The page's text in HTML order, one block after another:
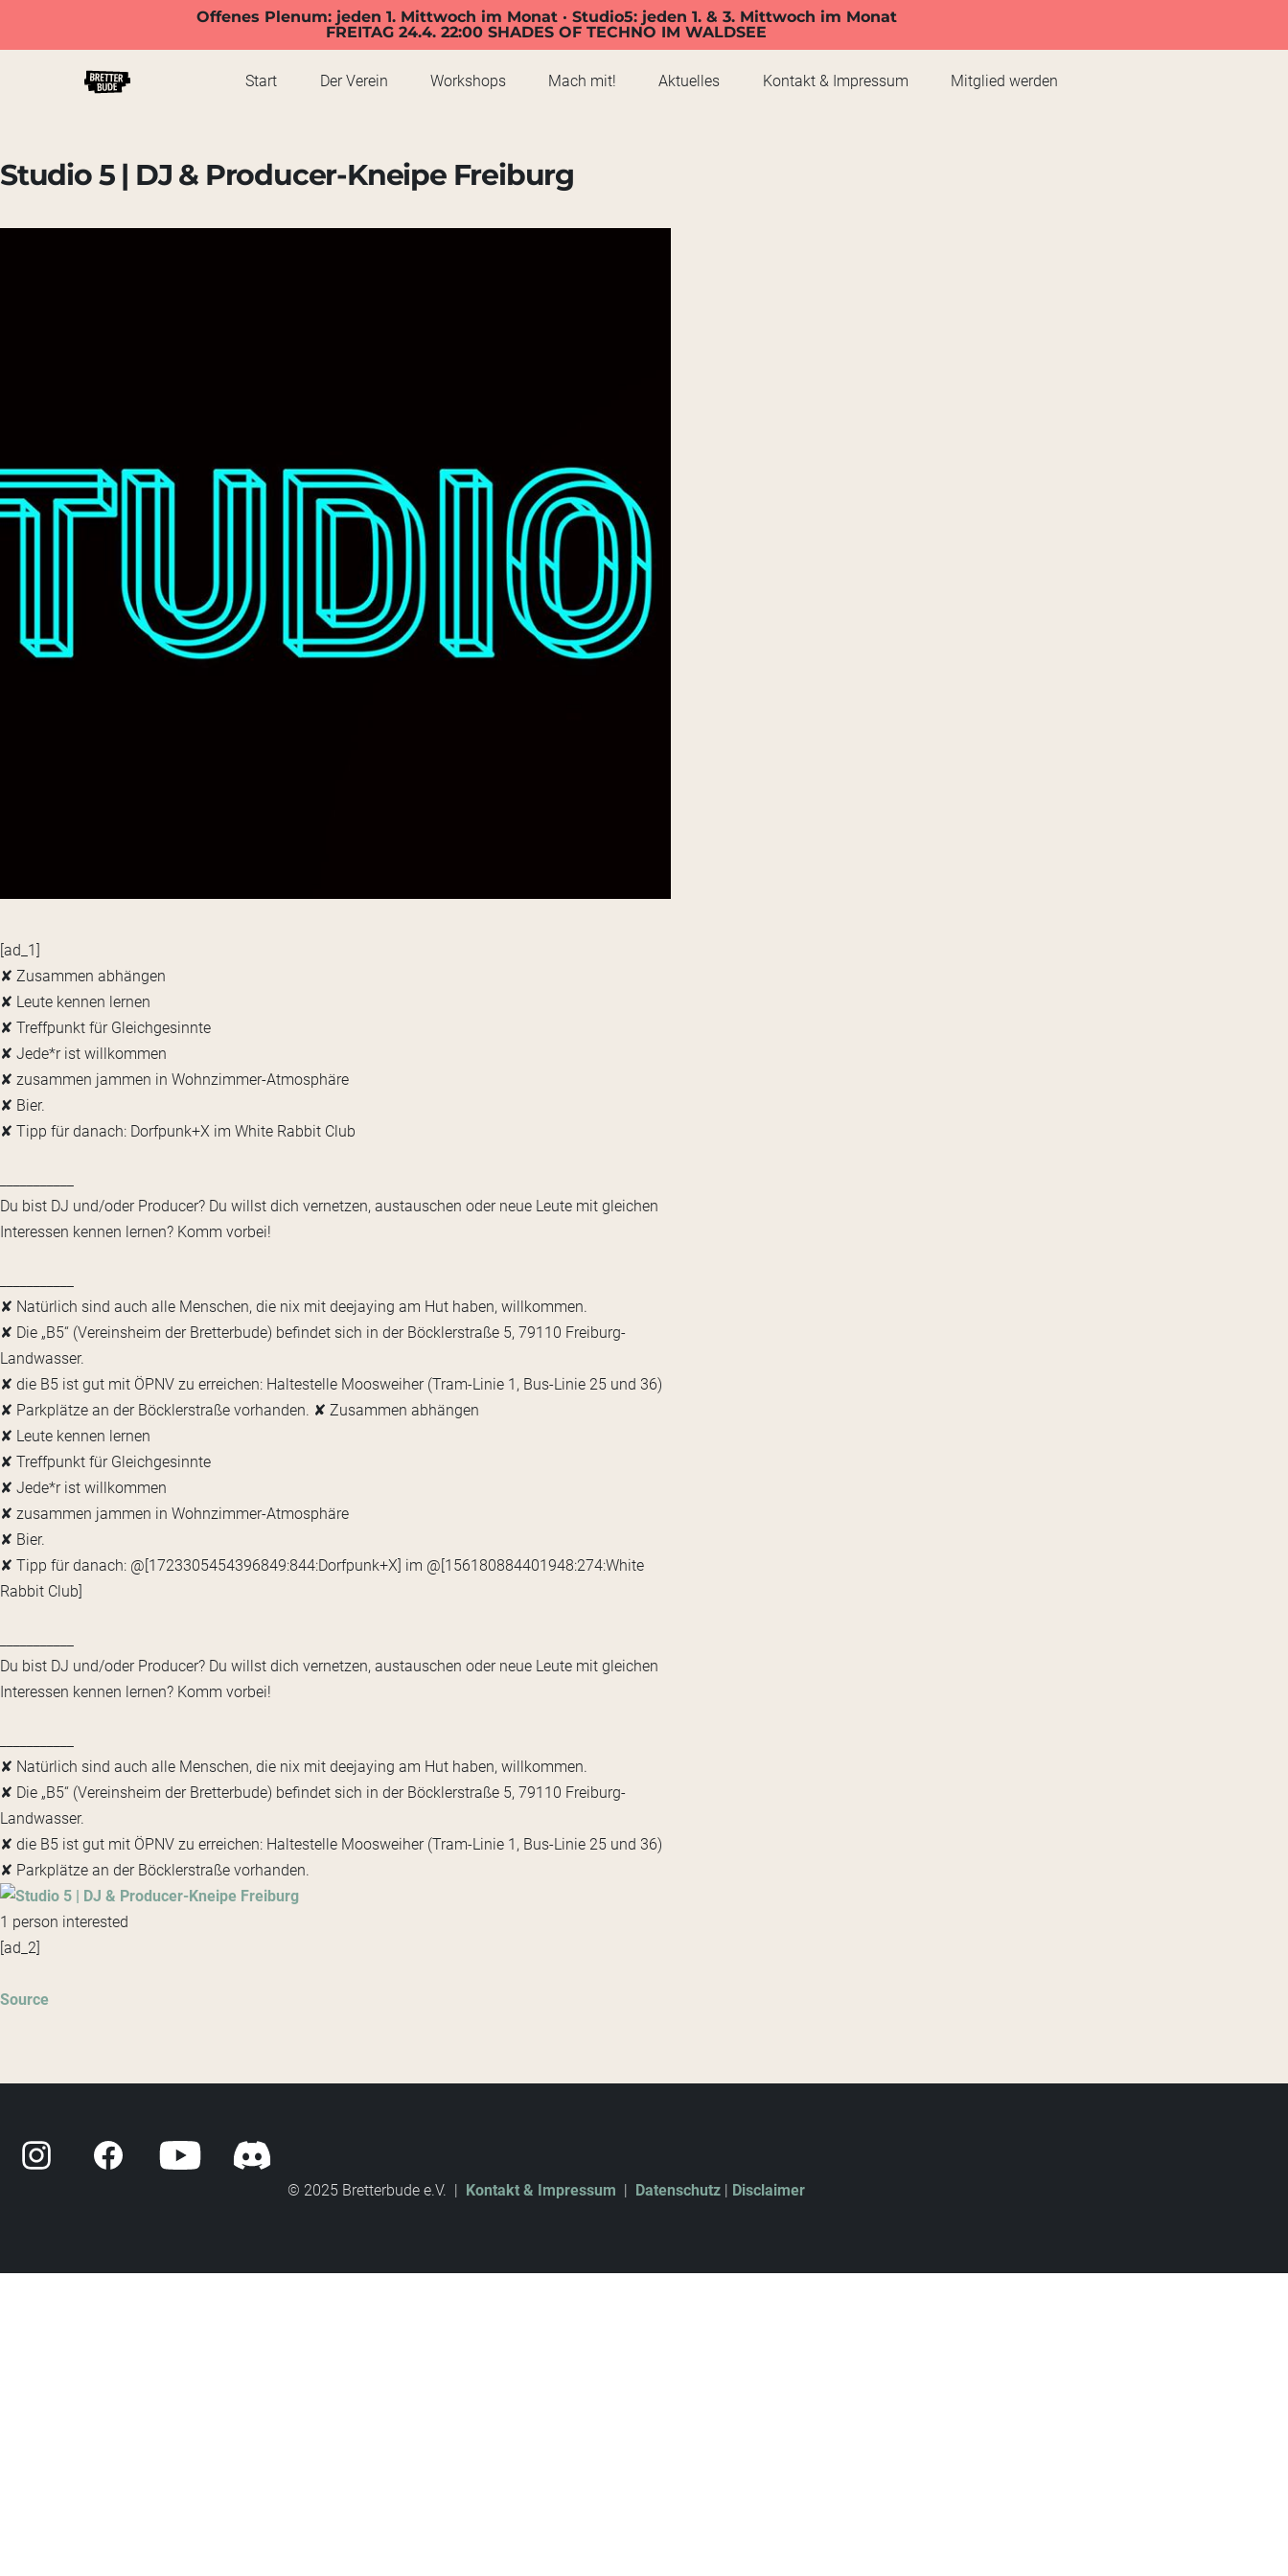
Offenes Plenum: jeden 1. Mittwoch im Monat · Studio5: jeden 1. & 3. Mittwoch im Monat
FREITAG 24.4. 22:00 SHADES OF TECHNO IM WALDSEE
Start Der Verein Workshops Mach mit! Aktuelles Kontakt & Impressum Mitglied werden
Studio 5 | DJ & Producer-Kneipe Freiburg
[ad_1]
✘ Zusammen abhängen
✘ Leute kennen lernen
✘ Treffpunkt für Gleichgesinnte
✘ Jede*r ist willkommen
✘ zusammen jammen in Wohnzimmer-Atmosphäre
✘ Bier.
✘ Tipp für danach: Dorfpunk+X im White Rabbit Club
Du bist DJ und/oder Producer? Du willst dich vernetzen, austauschen oder neue Leute mit gleichen
Interessen kennen lernen? Komm vorbei!
✘ Natürlich sind auch alle Menschen, die nix mit deejaying am Hut haben, willkommen.
✘ Die „B5“ (Vereinsheim der Bretterbude) befindet sich in der Böcklerstraße 5, 79110 Freiburg-
Landwasser.
✘ die B5 ist gut mit ÖPNV zu erreichen: Haltestelle Moosweiher (Tram-Linie 1, Bus-Linie 25 und 36)
✘ Parkplätze an der Böcklerstraße vorhanden. ✘ Zusammen abhängen
✘ Leute kennen lernen
✘ Treffpunkt für Gleichgesinnte
✘ Jede*r ist willkommen
✘ zusammen jammen in Wohnzimmer-Atmosphäre
✘ Bier.
✘ Tipp für danach: @[1723305454396849:844:Dorfpunk+X] im @[156180884401948:274:White
Rabbit Club]
Du bist DJ und/oder Producer? Du willst dich vernetzen, austauschen oder neue Leute mit gleichen
Interessen kennen lernen? Komm vorbei!
✘ Natürlich sind auch alle Menschen, die nix mit deejaying am Hut haben, willkommen.
✘ Die „B5“ (Vereinsheim der Bretterbude) befindet sich in der Böcklerstraße 5, 79110 Freiburg-
Landwasser.
✘ die B5 ist gut mit ÖPNV zu erreichen: Haltestelle Moosweiher (Tram-Linie 1, Bus-Linie 25 und 36)
✘ Parkplätze an der Böcklerstraße vorhanden.
1 person interested
[ad_2]
Source
© 2025 Bretterbude e.V. | Kontakt & Impressum | Datenschutz | Disclaimer